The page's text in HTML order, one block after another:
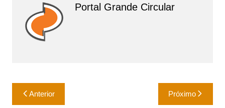
o
k
Portal Grande Circular
Navegação
Anterior Próximo